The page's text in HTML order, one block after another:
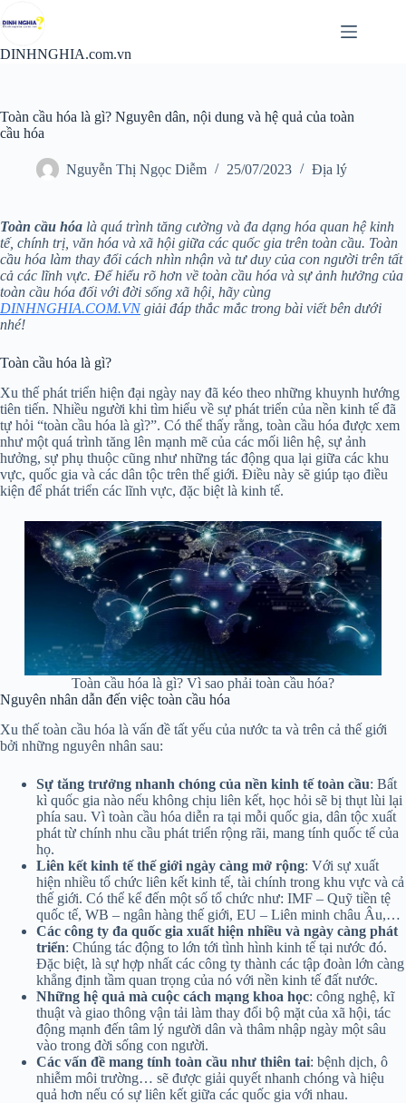
đến
nội
DINHNGHIA.com.vn
Toàn cầu hóa là gì? Nguyên dân, nội dung và hệ quả của toàn
cầu hóa
Nguyễn Thị Ngọc Diễm 25/07/2023 Địa lý
Toàn cầu hóa là quá trình tăng cường và đa dạng hóa quan hệ kinh
tế, chính trị, văn hóa và xã hội giữa các quốc gia trên toàn cầu. Toàn
cầu hóa làm thay đổi cách nhìn nhận và tư duy của con người trên tất
cả các lĩnh vực. Để hiểu rõ hơn về toàn cầu hóa và sự ảnh hưởng của
toàn cầu hóa đối với đời sống xã hội, hãy cùng
DINHNGHIA.COM.VNgiải đáp thắc mắc trong bài viết bên dưới
nhé!
Toàn cầu hóa là gì?
Xu thế phát triển hiện đại ngày nay đã kéo theo những khuynh hướng
tiên tiến. Nhiều người khi tìm hiểu về sự phát triển của nền kinh tế đã
tự hỏi “toàn cầu hóa là gì?”. Có thể thấy rằng, toàn cầu hóa được xem
như một quá trình tăng lên mạnh mẽ của các mối liên hệ, sự ảnh
hưởng, sự phụ thuộc cũng như những tác động qua lại giữa các khu
vực, quốc gia và các dân tộc trên thế giới. Điều này sẽ giúp tạo điều
kiện để phát triển các lĩnh vực, đặc biệt là kinh tế.
Toàn cầu hóa là gì? Vì sao phải toàn cầu hóa?
Nguyên nhân dẫn đến việc toàn cầu hóa
Xu thế toàn cầu hóa là vấn đề tất yếu của nước ta và trên cả thế giới
bởi những nguyên nhân sau:
Sự tăng trưởng nhanh chóng của nền kinh tế toàn cầu: Bất
kì quốc gia nào nếu không chịu liên kết, học hỏi sẽ bị thụt lùi lại
phía sau. Vì toàn cầu hóa diễn ra tại mỗi quốc gia, dân tộc xuất
phát từ chính nhu cầu phát triển rộng rãi, mang tính quốc tế của
họ.
Liên kết kinh tế thế giới ngày càng mở rộng: Với sự xuất
hiện nhiều tổ chức liên kết kinh tế, tài chính trong khu vực và cả
thế giới. Có thể kể đến một số tổ chức như: IMF – Quỹ tiền tệ
quốc tế, WB – ngân hàng thế giới, EU – Liên minh châu Âu,…
Các công ty đa quốc gia xuất hiện nhiều và ngày càng phát
triển: Chúng tác động to lớn tới tình hình kinh tế tại nước đó.
Đặc biệt, là sự hợp nhất các công ty thành các tập đoàn lớn càng
khẳng định tầm quan trọng của nó với nền kinh tế đất nước.
Những hệ quả mà cuộc cách mạng khoa học: công nghệ, kĩ
thuật và giao thông vận tải làm thay đổi bộ mặt của xã hội, tác
động mạnh đến tâm lý người dân và thâm nhập ngày một sâu
vào trong đời sống con người.
Các vấn đề mang tính toàn cầu như thiên tai: bệnh dịch, ô
nhiễm môi trường… sẽ được giải quyết nhanh chóng và hiệu
quả hơn nếu có sự liên kết giữa các quốc gia với nhau.